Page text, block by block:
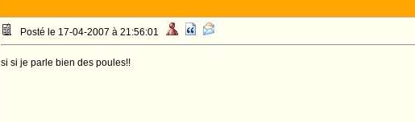
Posté le 17-04-2007 à 21:56:01
si si je parle bien des poules!!